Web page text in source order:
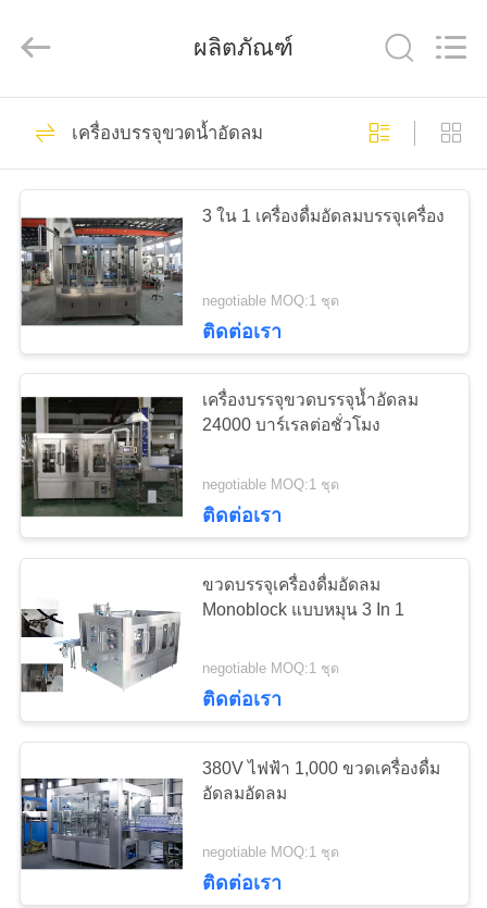
บ้าน
เกี่ยว
กับ
เรา
ทัวร์
โรงงาน
ควบคุม
คุณภาพ
ติดต่อ
เรา
ขอ
Road
Enterprise
Co.,LTD.
Reserved.
เครื่องบรรจุน้ำผลไม้
อุปกรณ์บรรจุขวดน้ำ
ผลไม้ขนาดเล็ก
8
เครื่องบรรจุขวดน้ำ
ผลไม้
เครื่องบรรจุขวด
ผลิตภัณฑ์
เครื่องบรรจุขวดน้ำอัดลม
3 ใน 1 เครื่องดื่มอัดลมบรรจุเครื่อง
negotiable MOQ:1 ชุด
ติดต่อเรา
เครื่องบรรจุขวดบรรจุน้ำอัดลม
24000 บาร์เรลต่อชั่วโมง
negotiable MOQ:1 ชุด
ติดต่อเรา
ขวดบรรจุเครื่องดื่มอัดลม
Monoblock แบบหมุน 3 In 1
negotiable MOQ:1 ชุด
ติดต่อเรา
380V ไฟฟ้า 1,000 ขวดเครื่องดื่ม
อัดลมอัดลม
negotiable MOQ:1 ชุด
ติดต่อเรา